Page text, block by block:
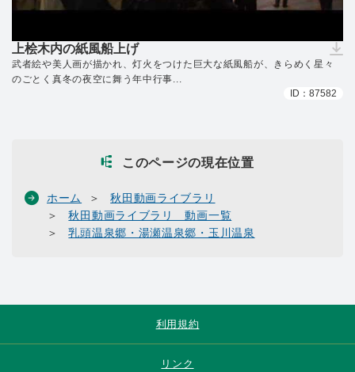
上桧木内の紙風船上げ
（ダウンロードできません）
武者絵や美人画が描かれ、灯火をつけた巨大な紙風船が、きらめく星々
のごとく真冬の夜空に舞う年中行事...
ID：87582
このページの現在位置
ホーム
秋田動画ライブラリ
秋田動画ライブラリ 動画一覧
乳頭温泉郷・湯瀬温泉郷・玉川温泉
利用規約
リンク